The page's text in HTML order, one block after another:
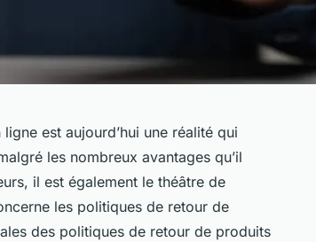
est aujourd’hui une réalité qui
les nombreux avantages qu’il
il est également le théâtre de
les politiques de retour de
des politiques de retour de produits